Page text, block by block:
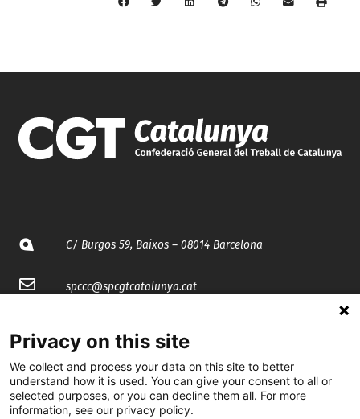
C/ Burgos 59, Baixos – 08014 Barcelona
spccc@spcgtcatalunya.cat
@CGTCatalunya
cgtcatalunya
Privacy on this site
We collect and process your data on this site to better
understand how it is used. You can give your consent to all or
selected purposes, or you can decline them all. For more
information, see our privacy policy.